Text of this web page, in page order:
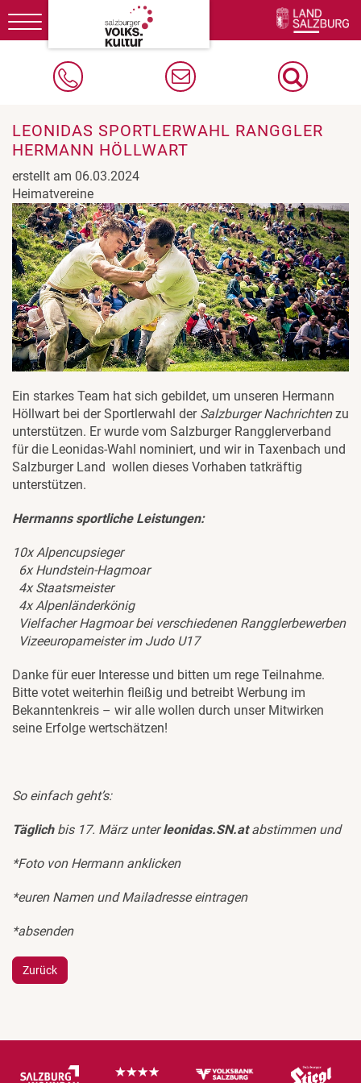
Toggle
navigation
LEONIDAS SPORTLERWAHL RANGGLER
HERMANN HÖLLWART
erstellt am 06.03.2024
Heimatvereine
Ein starkes Team hat sich gebildet, um unseren Hermann
Höllwart bei der Sportlerwahl der Salzburger Nachrichtenzu
unterstützen. Er wurde vom Salzburger Rangglerverband
für die Leonidas-Wahl nominiert, und wir in Taxenbach und
Salzburger Land wollen dieses Vorhaben tatkräftig
unterstützen.
Hermanns sportliche Leistungen:
10x Alpencupsieger
6x Hundstein-Hagmoar
4x Staatsmeister
4x Alpenländerkönig
Vielfacher Hagmoar bei verschiedenen Rangglerbewerben
Vizeeuropameister im Judo U17
Danke für euer Interesse und bitten um rege Teilnahme.
Bitte votet weiterhin fleißig und betreibt Werbung im
Bekanntenkreis – wir alle wollen durch unser Mitwirken
seine Erfolge wertschätzen!
So einfach geht’s:
Täglich bis 17. März unterleonidas.SN.atabstimmen und
*Foto von Hermann anklicken
*euren Namen und Mailadresse eintragen
*absenden
Zurück